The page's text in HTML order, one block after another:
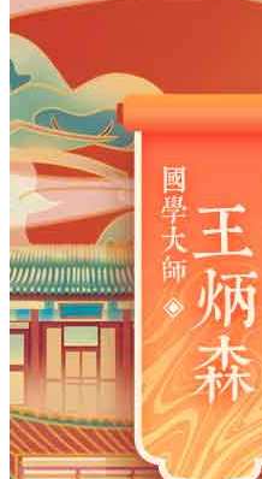
男
男 女
出生时间
2026年 日18 时59分
年
2028
2027 2026
2022
2021 2020
2015
2014 2013
2009
2008 2007
2002
2001 2000
1995 1994
1989
1988 1987
1983
1982 1981
1976
1975 1974